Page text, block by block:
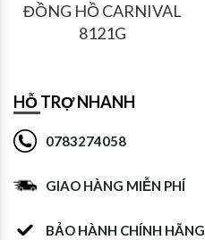
ĐỒNG HỒ CARNIVAL
8121G
HỖ TRỢ NHANH
0783274058
GIAO HÀNG MIỄN PHÍ
BẢO HÀNH CHÍNH HÃNG